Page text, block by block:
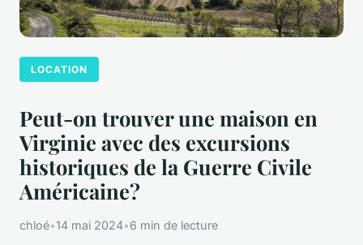
LOCATION
Peut-on trouver une maison en
Virginie avec des excursions
historiques de la Guerre Civile
Américaine?
chloé•14 mai 2024•6 min de lecture